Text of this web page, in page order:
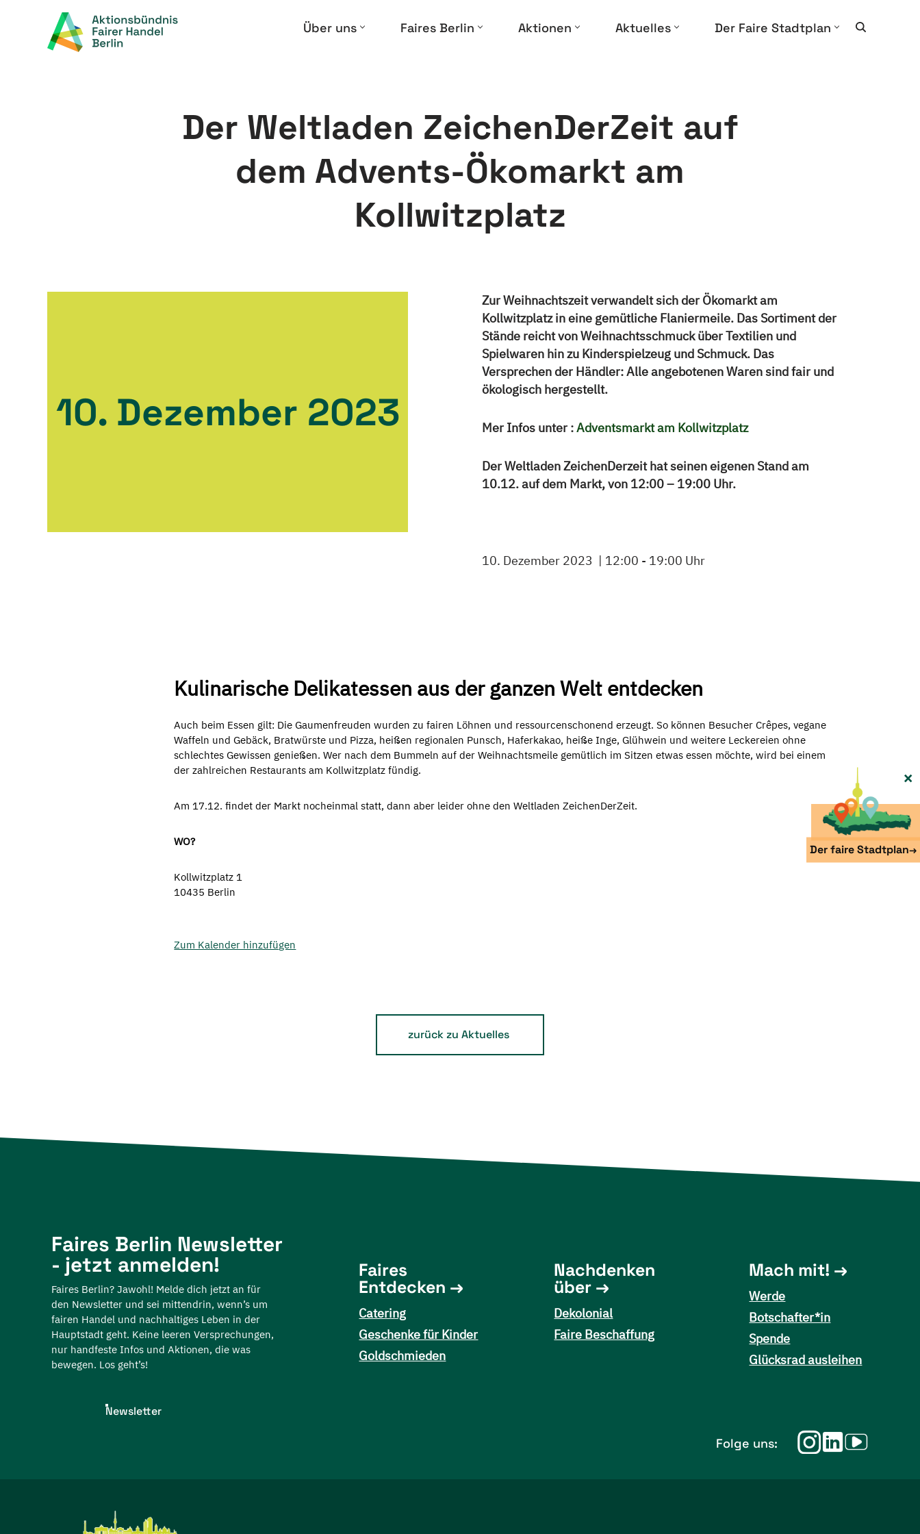
Über uns Faires Berlin Aktionen Aktuelles Der Faire Stadtplan
Der Weltladen ZeichenDerZeit auf
dem Advents-Ökomarkt am
Kollwitzplatz
10. Dezember 2023
Zur Weihnachtszeit verwandelt sich der Ökomarkt am
Kollwitzplatz in eine gemütliche Flaniermeile. Das Sortiment der
Stände reicht von Weihnachtsschmuck über Textilien und
Spielwaren hin zu Kinderspielzeug und Schmuck. Das
Versprechen der Händler: Alle angebotenen Waren sind fair und
ökologisch hergestellt.
Mer Infos unter :Adventsmarkt am Kollwitzplatz
Der Weltladen ZeichenDerzeit hat seinen eigenen Stand am
10.12. auf dem Markt, von 12:00 – 19:00 Uhr.
10. Dezember 2023 12:00 - 19:00 Uhr
Kulinarische Delikatessen aus der ganzen Welt entdecken
Auch beim Essen gilt: Die Gaumenfreuden wurden zu fairen Löhnen und ressourcenschonend erzeugt. So können Besucher Crêpes, vegane
Waffeln und Gebäck, Bratwürste und Pizza, heißen regionalen Punsch, Haferkakao, heiße Inge, Glühwein und weitere Leckereien ohne
schlechtes Gewissen genießen. Wer nach dem Bummeln auf der Weihnachtsmeile gemütlich im Sitzen etwas essen möchte, wird bei einem
der zahlreichen Restaurants am Kollwitzplatz fündig.
Am 17.12. findet der Markt nocheinmal statt, dann aber leider ohne den Weltladen ZeichenDerZeit.
WO?
Kollwitzplatz 1
10435 Berlin
Zum Kalender hinzufügen
zurück zu Aktuelles
Faires Berlin Newsletter
- jetzt anmelden!
Faires Berlin? Jawohl! Melde dich jetzt an für
den Newsletter und sei mittendrin, wenn’s um
fairen Handel und nachhaltiges Leben in der
Hauptstadt geht. Keine leeren Versprechungen,
nur handfeste Infos und Aktionen, die was
bewegen. Los geht’s!
Newsletter
Faires
Entdecken
Catering
Geschenke für Kinder
Goldschmieden
Nachdenken
über
Dekolonial
Faire Beschaffung
Mach mit!
Werde
Botschafter*in
Spende
Glücksrad ausleihen
Folge uns:
×
Der faire Stadtplan→